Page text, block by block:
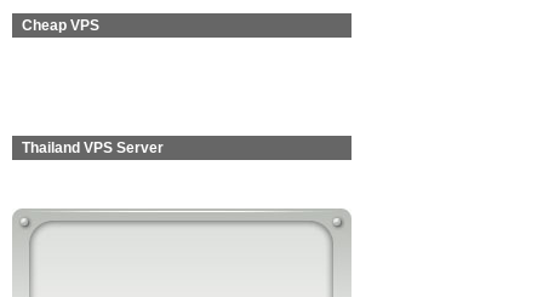
Cheap VPS
Thailand VPS Server